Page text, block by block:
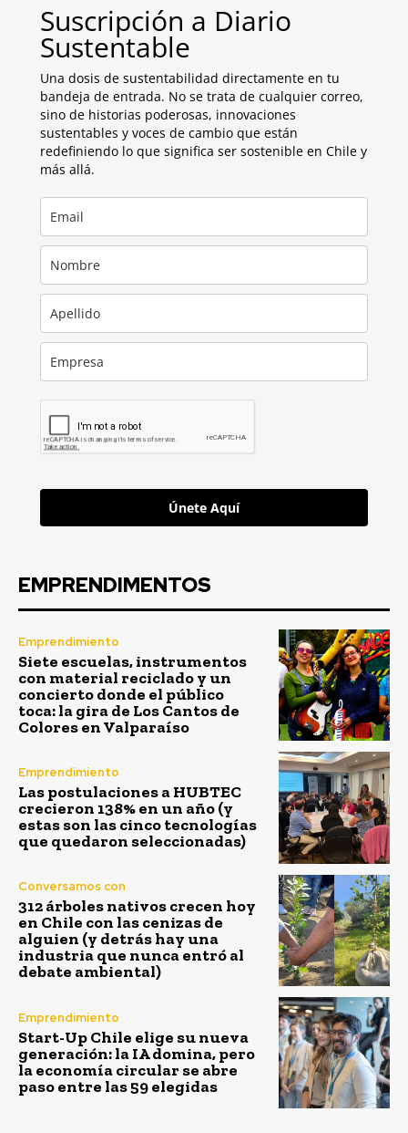
Suscripción a Diario
Sustentable
Una dosis de sustentabilidad directamente en tu
bandeja de entrada. No se trata de cualquier correo,
sino de historias poderosas, innovaciones
sustentables y voces de cambio que están
redefiniendo lo que significa ser sostenible en Chile y
más allá.
Únete Aquí
EMPRENDIMENTOS
Emprendimiento
Siete escuelas, instrumentos
con material reciclado y un
concierto donde el público
toca: la gira de Los Cantos de
Colores en Valparaíso
Emprendimiento
Las postulaciones a HUBTEC
crecieron 138% en un año (y
estas son las cinco tecnologías
que quedaron seleccionadas)
Conversamos con
312 árboles nativos crecen hoy
en Chile con las cenizas de
alguien (y detrás hay una
industria que nunca entró al
debate ambiental)
Emprendimiento
Start-Up Chile elige su nueva
generación: la IA domina, pero
la economía circular se abre
paso entre las 59 elegidas